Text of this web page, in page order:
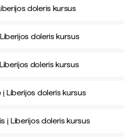
doleris kursus
doleris kursus
doleris kursus
į Liberijos doleris kursus
į Liberijos doleris kursus